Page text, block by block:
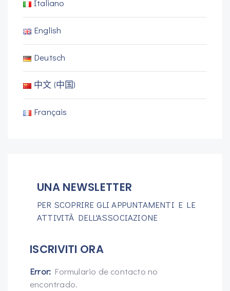
Italiano
English
Deutsch
中文 (中国)
Français
UNA NEWSLETTER
PER SCOPRIRE GLI APPUNTAMENTI E LE
ATTIVITÀ DELL'ASSOCIAZIONE
ISCRIVITI ORA
Error: Formulario de contacto no
encontrado.